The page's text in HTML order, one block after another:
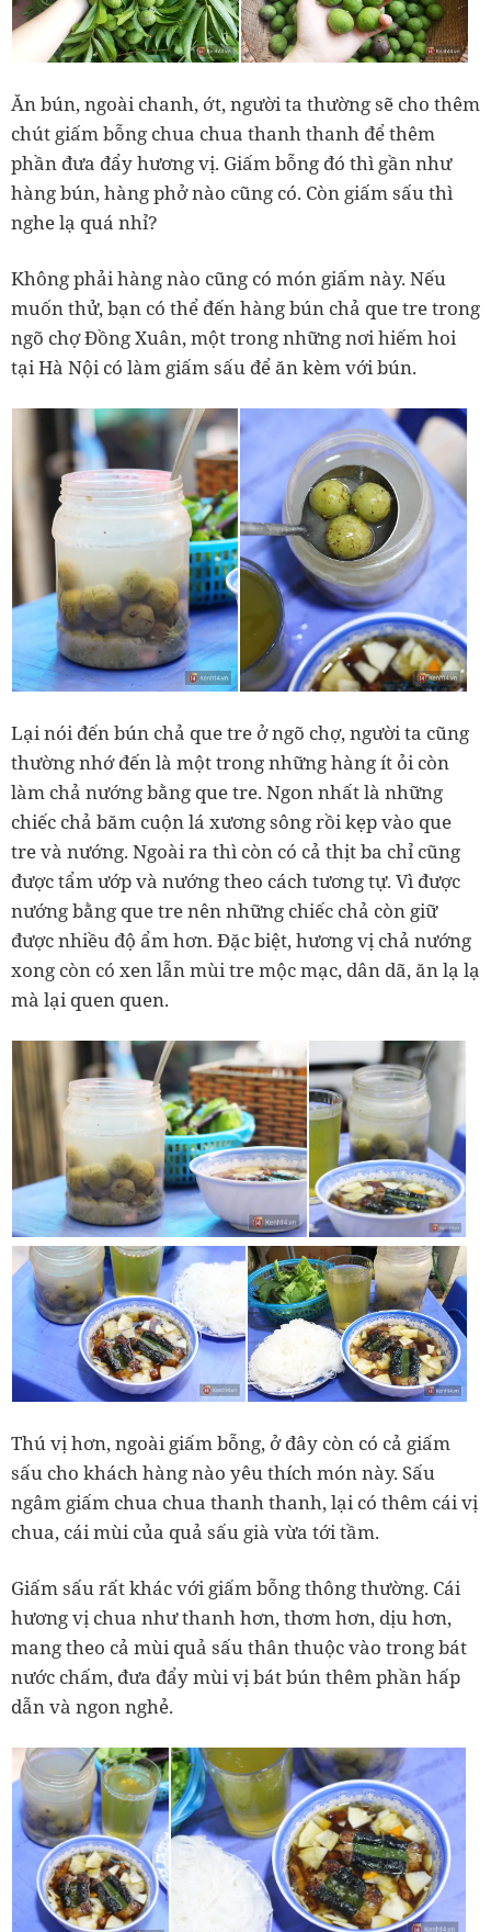
Ăn bún, ngoài chanh, ớt, người ta thường sẽ cho thêm
chút giấm bỗng chua chua thanh thanh để thêm
phần đưa đẩy hương vị. Giấm bỗng đó thì gần như
hàng bún, hàng phở nào cũng có. Còn giấm sấu thì
nghe lạ quá nhỉ?
Không phải hàng nào cũng có món giấm này. Nếu
muốn thử, bạn có thể đến hàng bún chả que tre trong
ngõ chợ Đồng Xuân, một trong những nơi hiếm hoi
tại Hà Nội có làm giấm sấu để ăn kèm với bún.
Lại nói đến bún chả que tre ở ngõ chợ, người ta cũng
thường nhớ đến là một trong những hàng ít ỏi còn
làm chả nướng bằng que tre. Ngon nhất là những
chiếc chả băm cuộn lá xương sông rồi kẹp vào que
tre và nướng. Ngoài ra thì còn có cả thịt ba chỉ cũng
được tẩm ướp và nướng theo cách tương tự. Vì được
nướng bằng que tre nên những chiếc chả còn giữ
được nhiều độ ẩm hơn. Đặc biệt, hương vị chả nướng
xong còn có xen lẫn mùi tre mộc mạc, dân dã, ăn lạ lạ
mà lại quen quen.
Thú vị hơn, ngoài giấm bỗng, ở đây còn có cả giấm
sấu cho khách hàng nào yêu thích món này. Sấu
ngâm giấm chua chua thanh thanh, lại có thêm cái vị
chua, cái mùi của quả sấu già vừa tới tầm.
Giấm sấu rất khác với giấm bỗng thông thường. Cái
hương vị chua như thanh hơn, thơm hơn, dịu hơn,
mang theo cả mùi quả sấu thân thuộc vào trong bát
nước chấm, đưa đẩy mùi vị bát bún thêm phần hấp
dẫn và ngon nghẻ.